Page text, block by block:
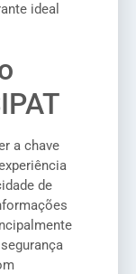
ideal
a chave
de